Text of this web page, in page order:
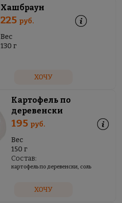
Хашбраун
225 руб.
Вес
130 г
ХОЧУ
Картофель по
деревенски
195 руб.
Вес
150 г
Состав:
картофель по деревенски, соль
ХОЧУ